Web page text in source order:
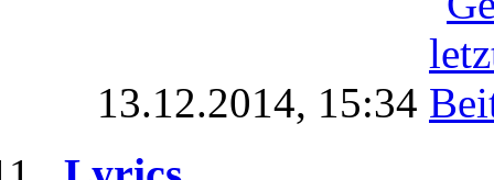
13.12.2014, 15:34